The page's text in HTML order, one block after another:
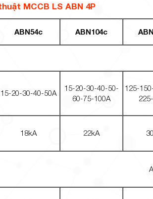
MCCB LS ABN 4P
ABN54c ABN104c
15-20-30-40-50A
15-20-30-40-50-
60-75-100A
125-
18kA 22kA